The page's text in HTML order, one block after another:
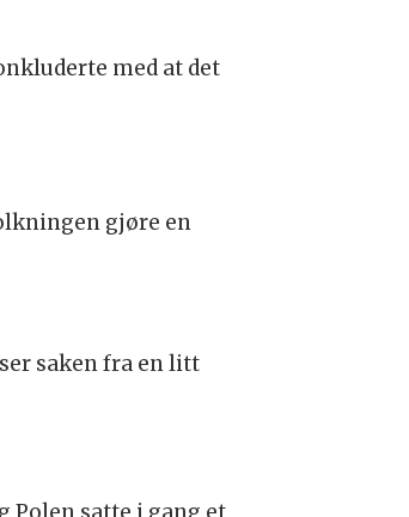
med at det
gjøre en
saken fra en litt